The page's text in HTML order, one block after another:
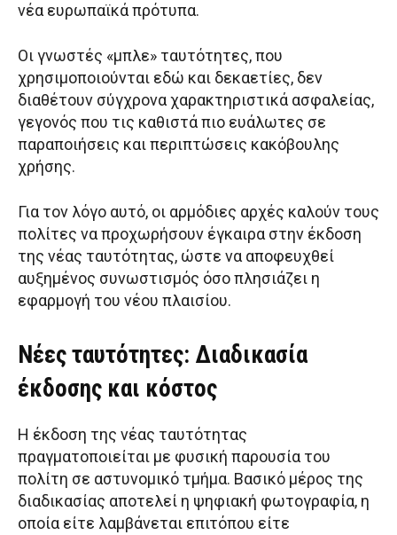
νέα ευρωπαϊκά πρότυπα.
Οι γνωστές «μπλε» ταυτότητες, που
χρησιμοποιούνται εδώ και δεκαετίες, δεν
διαθέτουν σύγχρονα χαρακτηριστικά ασφαλείας,
γεγονός που τις καθιστά πιο ευάλωτες σε
παραποιήσεις και περιπτώσεις κακόβουλης
χρήσης.
Για τον λόγο αυτό, οι αρμόδιες αρχές καλούν τους
πολίτες να προχωρήσουν έγκαιρα στην έκδοση
της νέας ταυτότητας, ώστε να αποφευχθεί
αυξημένος συνωστισμός όσο πλησιάζει η
εφαρμογή του νέου πλαισίου.
Νέες ταυτότητες: Διαδικασία
έκδοσης και κόστος
Η έκδοση της νέας ταυτότητας
πραγματοποιείται με φυσική παρουσία του
πολίτη σε αστυνομικό τμήμα. Βασικό μέρος της
διαδικασίας αποτελεί η ψηφιακή φωτογραφία, η
οποία είτε λαμβάνεται επιτόπου είτε